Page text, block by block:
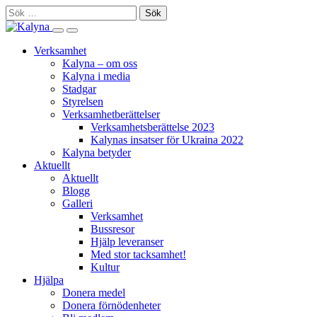
Skip
to
content
Sök
efter:
Search
site
Primary
Menu
Verksamhet
Kalyna – om oss
Kalyna i media
Stadgar
Styrelsen
Verksamhetberättelser
Verksamhetsberättelse 2023
Kalynas insatser för Ukraina 2022
Kalyna betyder
Aktuellt
Aktuellt
Blogg
Galleri
Verksamhet
Bussresor
Hjälp leveranser
Med stor tacksamhet!
Kultur
Hjälpa
Donera medel
Donera förnödenheter